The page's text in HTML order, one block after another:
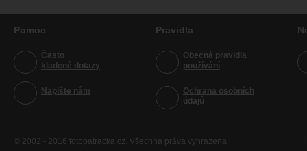
Pomoc
Často
kladené dotazy
Napište nám
Pravidla
Obecná pravidla
používání
Ochrana osobních
údajů
© 2002 - 2016 fotopatracka.cz. Všechna práva vyhrazena